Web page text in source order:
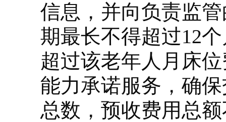
信息，并向负责监
期最长不得超过12
超过该老年人月床
能力承诺服务，确
总数，预收费用总